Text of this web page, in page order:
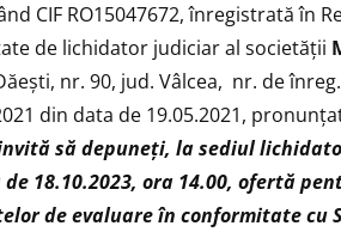
CIF RO15047672, înregistrată în
de lichidator judiciar al societății
nr. 90, jud. Vâlcea, nr. de
din data de 19.05.2021,
să depuneţi, la sediul
18.10.2023, ora 14.00, ofertă
de evaluare în conformitate cu